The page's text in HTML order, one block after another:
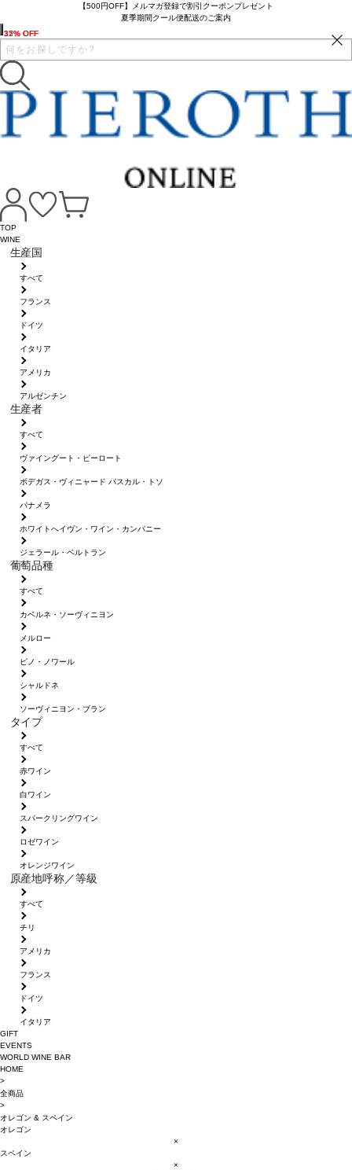
【500円OFF】メルマガ登録で割引クーポンプレゼント
夏季期間クール便配送のご案内
TOP
WINE
生産国
すべて
フランス
ドイツ
イタリア
アメリカ
アルゼンチン
生産者
すべて
ヴァイングート・ピーロート
ボデガス・ヴィニャード パスカル・トソ
パナメラ
ホワイトへイヴン・ワイン・カンパニー
ジェラール・ベルトラン
葡萄品種
すべて
カベルネ・ソーヴィニヨン
メルロー
ピノ・ノワール
シャルドネ
ソーヴィニヨン・ブラン
タイプ
すべて
赤ワイン
白ワイン
スパークリングワイン
ロゼワイン
オレンジワイン
原産地呼称／等級
すべて
チリ
アメリカ
フランス
ドイツ
イタリア
GIFT
EVENTS
WORLD WINE BAR
HOME
>
全商品
>
オレゴン & スペイン
オレゴン
×
スペイン
×
35% OFF
17% OFF
32% OFF